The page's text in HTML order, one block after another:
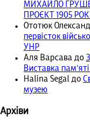
МИХАЙЛО
ПРОЄКТ 1905
Ототюк
первісток
УНР
Аля Варсава до
Виставка
Halina Segal до
музею
Архіви